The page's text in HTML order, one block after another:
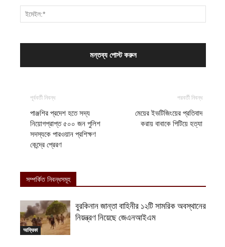
পূর্ববর্তী নিবন্ধ
পাঞ্জশির প্রদেশ হতে সদ্য
নিয়োগপ্রাপ্ত ৫০০ জন পুলিশ
সদস্যকে পারওয়ান প্রশিক্ষণ
কেন্দ্রে প্রেরণ
পরবর্তী নিবন্ধ
মেয়ের ইভটিজিংয়ের প্রতিবাদ
করায় বাবাকে পিটিয়ে হত্যা
সম্পর্কিত নিবন্ধসমূহ
আফ্রিকা
বুরকিনান জান্তা বাহিনীর ১২টি সামরিক অবস্থানের
নিয়ন্ত্রণ নিয়েছে জেএনআইএম